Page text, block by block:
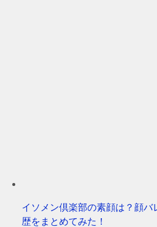
イソメン倶楽部の素顔は？顔バ
歴をまとめてみた！